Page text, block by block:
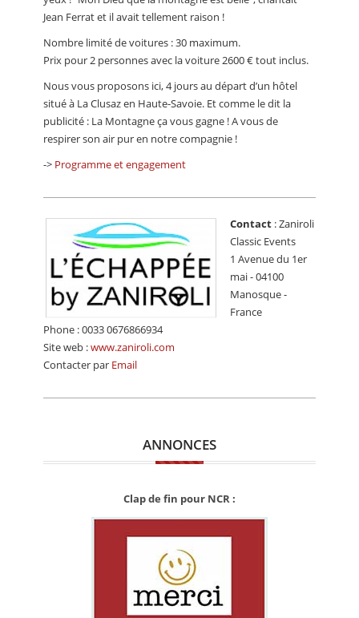
Jean Ferrat et il avait tellement raison !
Nombre limité de voitures : 30 maximum.
Prix pour 2 personnes avec la voiture 2600 € tout inclus.
Nous vous proposons ici, 4 jours au départ d’un hôtel
situé à La Clusaz en Haute-Savoie. Et comme le dit la
publicité : La Montagne ça vous gagne ! A vous de
respirer son air pur en notre compagnie !
-> Programme et engagement
Contact : Zaniroli
Classic Events
1 Avenue du 1er
mai - 04100
Manosque -
France
Phone : 0033 0676866934
Site web :www.zaniroli.com
Contacter par Email
ANNONCES
Clap de fin pour NCR :